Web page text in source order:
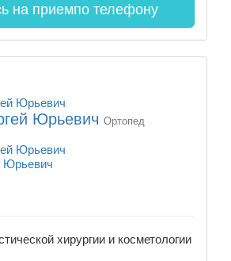
на приемпо телефону
Юрьевич Ортопед
Юрьевич
хирургии и косметологии